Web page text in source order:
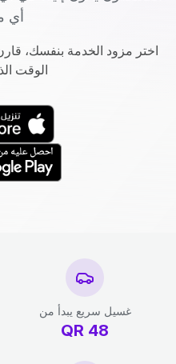
أي
اختر مزود الخدمة بنفسك،
الوقت
غسيل سريع يبدأ من
48
QR